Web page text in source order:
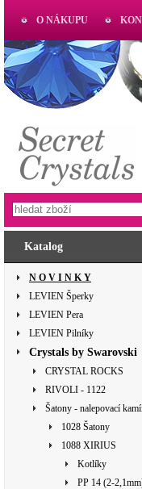
Katalog
N O V I N K Y
LEVIEN Šperky
LEVIEN Pera
LEVIEN Pilníky
Crystals by Swarovski
CRYSTAL ROCKS
RIVOLI - 1122
Šatony - nalepovací
1028 Šatony
1088 XIRIUS
Kotlíky
PP 14 (2-
O NÁKUPU